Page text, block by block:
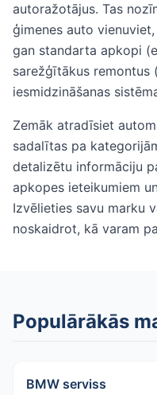
autoražotājus. Tas
ģimenes auto
gan standarta apkopi
sarežģītākus remontus
iesmidzināšanas
Zemāk atradīsiet
sadalītas pa
detalizētu informāciju
apkopes ieteikumiem
Izvēlieties savu marku
noskaidrot, kā varam
Populārākās
BMW serviss